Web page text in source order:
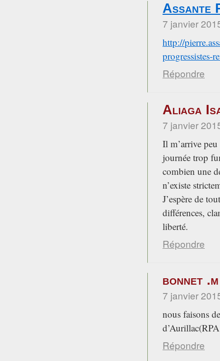
Assante
7 janvier
http://
progressistes-
Répondre
Aliaga
7 janvier
Il m’arrive
journée trop
combien une
n’existe
J’espère de
différences,
liberté.
Répondre
bonnet .m
7 janvier
nous faisons
Répondre